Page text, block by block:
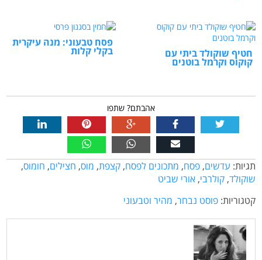
חטיף שוקולד ביתי עם
קוקוס וקרמל בוטנים
פסח טבעוני: מנה עיקרית
בקלי קלות
אהבתם? שתפו
תגיות: עדשים, פסח, מתכונים לפסח, קצפת, מוס, חצילים, חומוס,
שוקולד, קולרבי, אורי שביט
קטגוריות: פוסט נבחר, מהיר וטבעוני